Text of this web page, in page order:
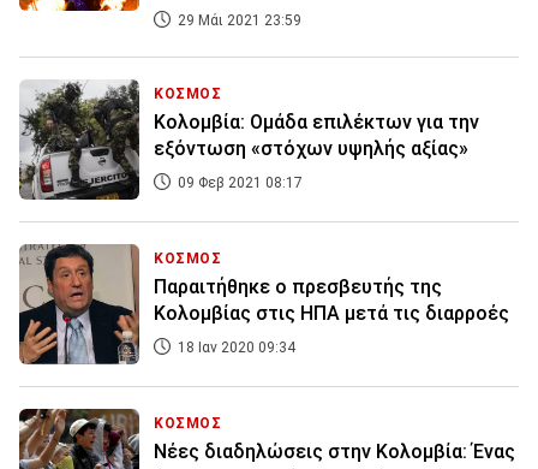
29 Μάι 2021 23:59
ΚΟΣΜΟΣ
Κολομβία: Ομάδα επιλέκτων για την
εξόντωση «στόχων υψηλής αξίας»
09 Φεβ 2021 08:17
ΚΟΣΜΟΣ
Παραιτήθηκε ο πρεσβευτής της
Κολομβίας στις ΗΠΑ μετά τις διαρροές
18 Ιαν 2020 09:34
ΚΟΣΜΟΣ
Νέες διαδηλώσεις στην Κολομβία: Ένας